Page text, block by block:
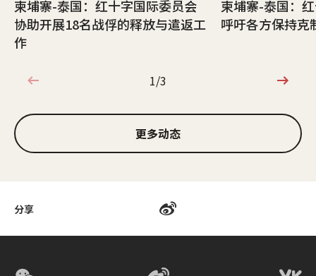
分享
柬埔寨-泰国：红十字国际委员会
协助开展18名战俘的释放与遣返工
作
柬埔寨-泰国：
呼吁各方保持克
1/3
1/3
更多动态